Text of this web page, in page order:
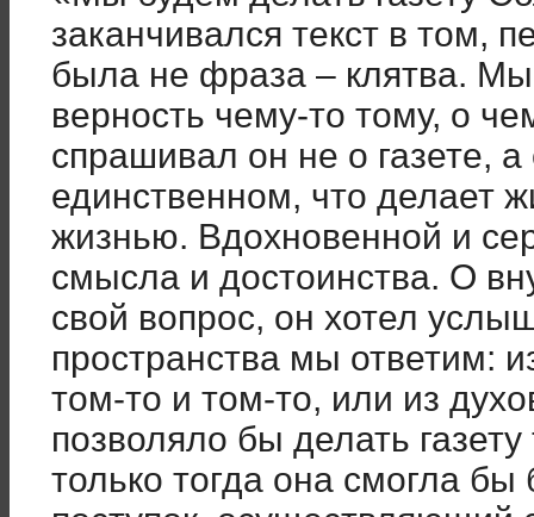
заканчивался текст в том,
была не фраза – клятва. Мы
верность чему-то тому, о
спрашивал он не о газете,
единственном, что делает
жизнью. Вдохновенной и
смысла и достоинства. О
свой вопрос, он хотел
пространства мы ответим:
том-то и том-то, или из
позволяло бы делать
только тогда она смогла